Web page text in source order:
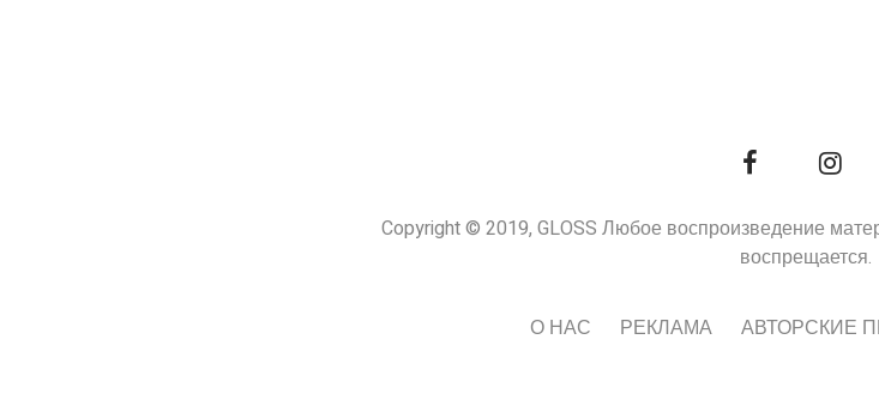
Copyright © 2019, GLOSS Любое воспроизведение
воспрещается.
О НАС РЕКЛАМА АВТОРСКИЕ